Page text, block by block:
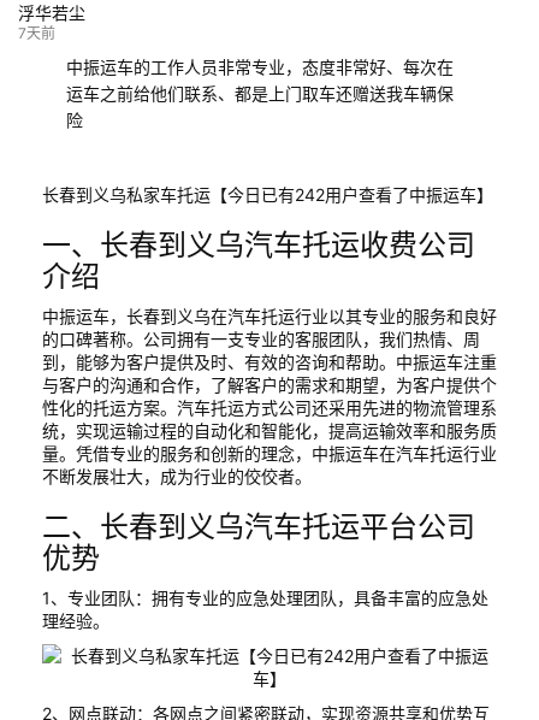
浮华若尘
7天前
中振运车的工作人员非常专业，态度非常好、每次在
运车之前给他们联系、都是上门取车还赠送我车辆保
险
长春到义乌私家车托运【今日已有242用户查看了中振运车】
一、长春到义乌汽车托运收费公司
介绍
中振运车，长春到义乌在汽车托运行业以其专业的服务和良好
的口碑著称。公司拥有一支专业的客服团队，我们热情、周
到，能够为客户提供及时、有效的咨询和帮助。中振运车注重
与客户的沟通和合作，了解客户的需求和期望，为客户提供个
性化的托运方案。汽车托运方式公司还采用先进的物流管理系
统，实现运输过程的自动化和智能化，提高运输效率和服务质
量。凭借专业的服务和创新的理念，中振运车在汽车托运行业
不断发展壮大，成为行业的佼佼者。
二、长春到义乌汽车托运平台公司
优势
1、专业团队：拥有专业的应急处理团队，具备丰富的应急处
理经验。
2、网点联动：各网点之间紧密联动，实现资源共享和优势互